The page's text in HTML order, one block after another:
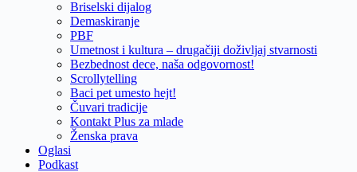
Briselski dijalog
Demaskiranje
PBF
Umetnost i kultura – drugačiji doživljaj stvarnosti
Bezbednost dece, naša odgovornost!
Scrollytelling
Baci pet umesto hejt!
Čuvari tradicije
Kontakt Plus za mlade
Ženska prava
Oglasi
Podkast